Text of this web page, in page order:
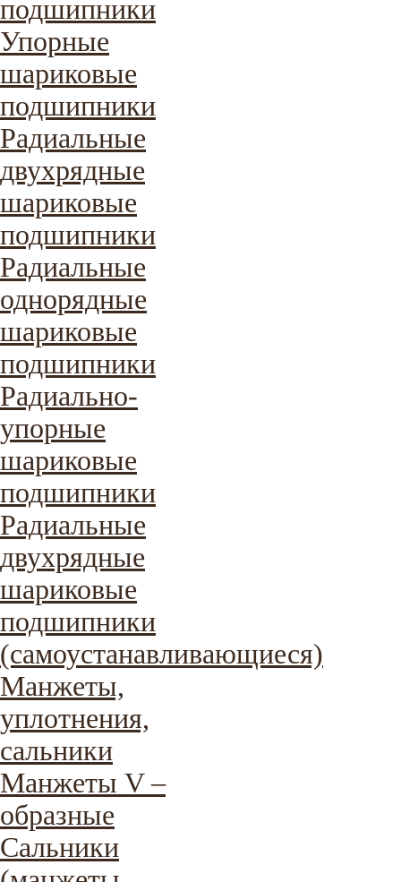
подшипники
Упорные
шариковые
подшипники
Радиальные
двухрядные
шариковые
подшипники
Радиальные
однорядные
шариковые
подшипники
Радиально-
упорные
шариковые
подшипники
Радиальные
двухрядные
шариковые
подшипники
(самоустанавливающиеся)
Манжеты,
уплотнения,
сальники
Манжеты V –
образные
Сальники